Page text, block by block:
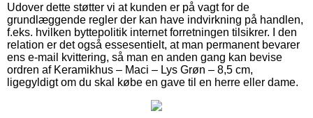
Udover dette støtter vi at kunden er på vagt for de
grundlæggende regler der kan have indvirkning på handlen,
f.eks. hvilken byttepolitik internet forretningen tilsikrer. I den
relation er det også essesentielt, at man permanent bevarer
ens e-mail kvittering, så man en anden gang kan bevise
ordren af Keramikhus – Maci – Lys Grøn – 8,5 cm,
ligegyldigt om du skal købe en gave til en herre eller dame.